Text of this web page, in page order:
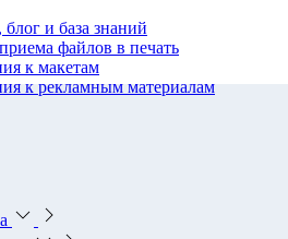
и база знаний
файлов в печать
к макетам
к рекламным материалам